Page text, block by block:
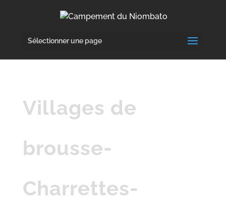
Sélectionner une page
Villages de
brousse-
Charrettes-